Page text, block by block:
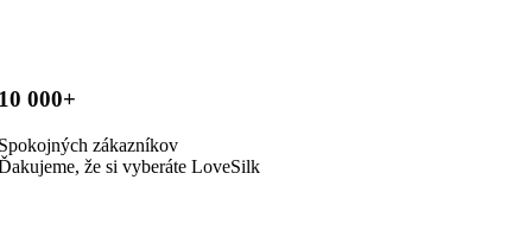
000+
zákazníkov
že si vyberáte LoveSilk